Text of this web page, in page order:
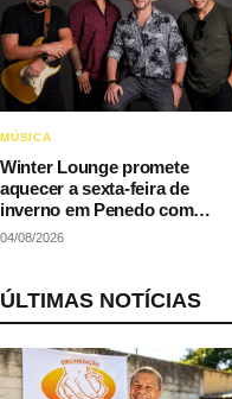
MÚSICA
Winter Lounge promete
aquecer a sexta-feira de
inverno em Penedo com
música e gastronomia
04/08/2026
ÚLTIMAS NOTÍCIAS